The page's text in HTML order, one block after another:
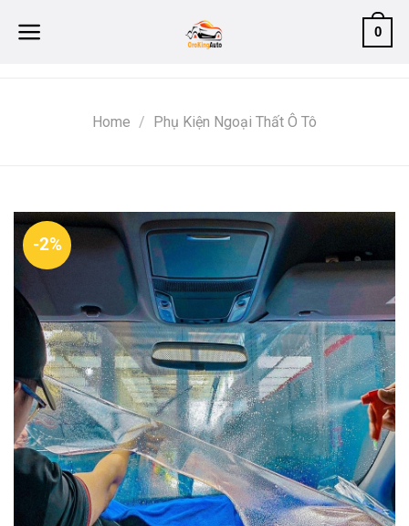
0
Home / Phụ Kiện Ngoại Thất Ô Tô
-2%